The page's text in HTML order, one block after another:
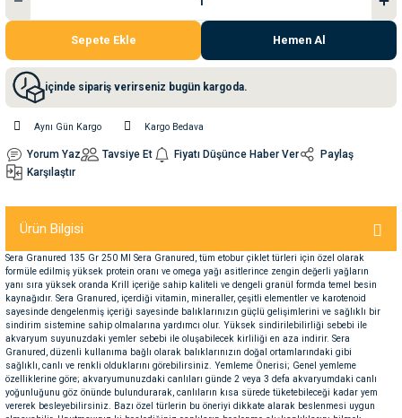
Kemikleri
Seyahat Ürünleri
Sepete Ekle Hemen Al
içinde sipariş verirseniz bugün kargoda.
Aynı Gün Kargo Kargo Bedava
Yorum Yaz Tavsiye Et Fiyatı Düşünce Haber Ver
Paylaş
Karşılaştır
Ürün Bilgisi
Sera Granured 135 Gr 250 Ml Sera Granured, tüm etobur çiklet türleri için özel olarak
formüle edilmiş yüksek protein oranı ve omega yağı asitlerince zengin değerli yağların
yanı sıra yüksek oranda Krill içeriğe sahip kaliteli ve dengeli granül formda temel besin
kaynağıdır. Sera Granured, içerdiği vitamin, mineraller, çeşitli elementler ve karotenoid
sayesinde dengelenmiş içeriği sayesinde balıklarınızın güçlü gelişimlerini ve sağlıklı bir
sindirim sistemine sahip olmalarına yardımcı olur. Yüksek sindirilebilirliği sebebi ile
akvaryum suyunuzdaki yemler sebebi ile oluşabilecek kirliliği en aza indirir. Sera
Granured, düzenli kullanıma bağlı olarak balıklarınızın doğal ortamlarındaki gibi
sağlıklı, canlı ve renkli olduklarını görebilirsiniz. Yemleme Önerisi; Genel yemleme
özelliklerine göre; akvaryumunuzdaki canlıları günde 2 veya 3 defa akvaryumdaki canlı
yoğunluğunu göz önünde bulundurarak, canlıların kısa sürede tüketebileceği kadar yem
vererek besleyebilirsiniz. Bazı özel türlerin bu öneriyi dikkate alarak beslenmesi uygun